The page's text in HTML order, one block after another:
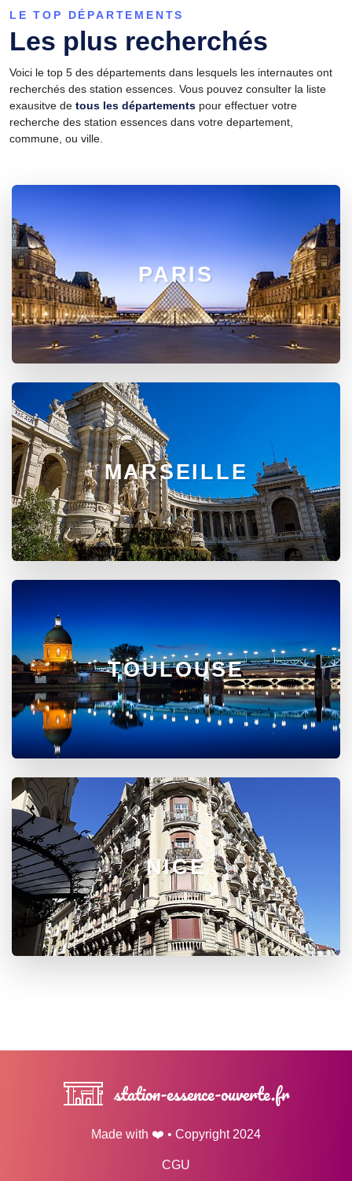
LE TOP DÉPARTEMENTS
Les plus recherchés
Voici le top 5 des départements dans lesquels les internautes ont
recherchés des station essences. Vous pouvez consulter la liste
exausitve de tous les départements pour effectuer votre
recherche des station essences dans votre departement,
commune, ou ville.
PARIS
MARSEILLE
TOULOUSE
NICE
station-essence-ouverte.fr
Made with ❤️ • Copyright 2024
CGU